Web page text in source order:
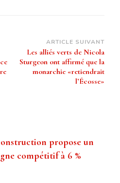
ARTICLE SUIVANT
Les alliés verts de Nicola
Sturgeon ont affirmé que la
monarchie «retiendrait
l’Écosse»
propose un
compétitif à 6 %